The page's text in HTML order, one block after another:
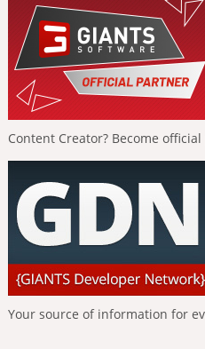
Content Creator? Become
Your source of information for